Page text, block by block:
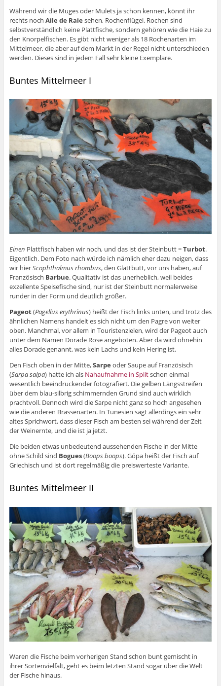
Während wir die Muges oder Mulets ja schon kennen, könnt ihr
rechts noch Aile de Raie sehen, Rochenflügel. Rochen sind
selbstverständlich keine Plattfische, sondern gehören wie die Haie zu
den Knorpelfischen. Es gibt nicht weniger als 18 Rochenarten im
Mittelmeer, die aber auf dem Markt in der Regel nicht unterschieden
werden. Dieses sind in jedem Fall sehr kleine Exemplare.
Buntes Mittelmeer I
Einen Plattfisch haben wir noch, und das ist der Steinbutt =Turbot.
Eigentlich. Dem Foto nach würde ich nämlich eher dazu neigen, dass
wir hierScophthalmus rhombus, den Glattbutt, vor uns haben, auf
Französisch Barbue. Qualitativ ist das unerheblich, weil beides
exzellente Speisefische sind, nur ist der Steinbutt normalerweise
runder in der Form und deutlich größer.
Pageot(Pagellus erythrinus) heißt der Fisch links unten, und trotz des
ähnlichen Namens handelt es sich nicht um den Pagre von weiter
oben. Manchmal, vor allem in Touristenzielen, wird der Pageot auch
unter dem Namen Dorade Rose angeboten. Aber da wird ohnehin
alles Dorade genannt, was kein Lachs und kein Hering ist.
Den Fisch oben in der Mitte,Sarpe oder Saupe auf Französisch
(Sarpa salpa) hatte ich als Nahaufnahme in Splitschon einmal
wesentlich beeindruckender fotografiert. Die gelben Längsstreifen
über dem blau-silbrig schimmernden Grund sind auch wirklich
prachtvoll. Dennoch wird die Sarpe nicht ganz so hoch angesehen
wie die anderen Brassenarten. In Tunesien sagt allerdings ein sehr
altes Sprichwort, dass dieser Fisch am besten sei während der Zeit
der Weinernte, und die ist ja jetzt.
Die beiden etwas unbedeutend aussehenden Fische in der Mitte
ohne Schild sind Bogues(Boops boops). Gópa heißt der Fisch auf
Griechisch und ist dort regelmäßig die preiswerteste Variante.
Buntes Mittelmeer II
Waren die Fische beim vorherigen Stand schon bunt gemischt in
ihrer Sortenvielfalt, geht es beim letzten Stand sogar über die Welt
der Fische hinaus.